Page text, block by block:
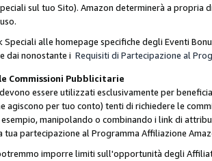
sul tuo Sito). Amazon determinerà a propria
Speciali alle homepage specifiche degli Eventi
dai nonostante i Requisiti di Partecipazione al
Commissioni Pubblicitarie
essere utilizzati esclusivamente per
agiscono per tuo conto) tenti di richiedere le
manipolando o combinando i link di
tua partecipazione al Programma Affiliazione
imporre limiti sull'opportunità degli